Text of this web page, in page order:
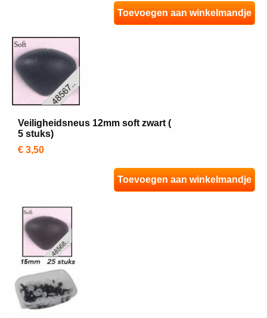
Toevoegen aan winkelmandje
Veiligheidsneus 12mm soft zwart (
5 stuks)
€ 3,50
Toevoegen aan winkelmandje